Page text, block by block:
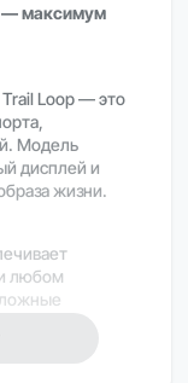
— максимум
Loop — это
Модель
дисплей и
жизни.
любом